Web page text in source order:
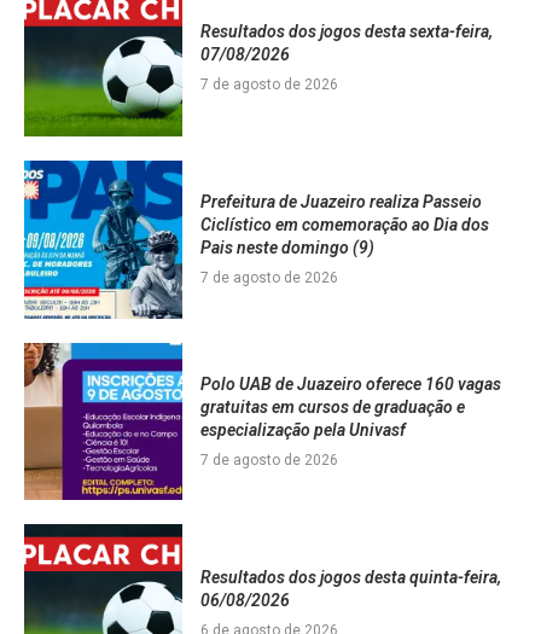
Resultados dos jogos desta sexta-feira,
07/08/2026
7 de agosto de 2026
Prefeitura de Juazeiro realiza Passeio
Ciclístico em comemoração ao Dia dos
Pais neste domingo (9)
7 de agosto de 2026
Polo UAB de Juazeiro oferece 160 vagas
gratuitas em cursos de graduação e
especialização pela Univasf
7 de agosto de 2026
Resultados dos jogos desta quinta-feira,
06/08/2026
6 de agosto de 2026